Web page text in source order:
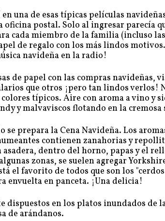
una de esas típicas películas
oficina postal. Solo al ingresar parecía
cada miembro de la familia (incluso
de regalo con los más lindos
navideña en la radio!
de papel con las compras navideñas,
que otros ¡pero tan lindos verlos!
típicos. Aire con aroma a vino y
y malvaviscos flotando en la
prepara la Cena Navideña. Los
contienen zanahorias y
dentro del horno, papas y el
zonas, se suelen agregar
el favorito de todos que son los
envuelta en panceta. ¡Una delicia!
en los platos inundados de
de arándanos.